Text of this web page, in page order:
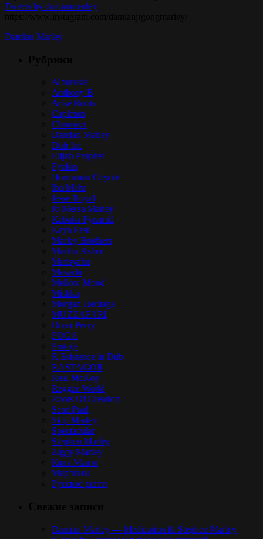
Tweets by damianmarley
Damian Marley
Alborosie
Anthony B
Arise Roots
Capleton
Chronixx
Damian Marley
Dub Inc
Elijah Prophet
Fyakin
Hornsman Coyote
Iba Mahr
Jesse Royal
Jo Mersa Marley
Kabaka Pyramid
Kaya Fest
Marley Brothers
Marlon Asher
Matisyahu
Mavado
Mellow Mood
Mishka
Morgan Heritage
MUZZAFARI
Omar Perry
POGA
Protoje
R.Esistence in Dub
RASTAGOR
Real McKoy
Reggae World
Roots Of Creation
Sean Paul
Skip Marley
Spectacular
Stephen Marley
Ziggy Marley
Коля Маню
Марлины
Русское регги
Damian Marley — Medication ft. Stephen Marley